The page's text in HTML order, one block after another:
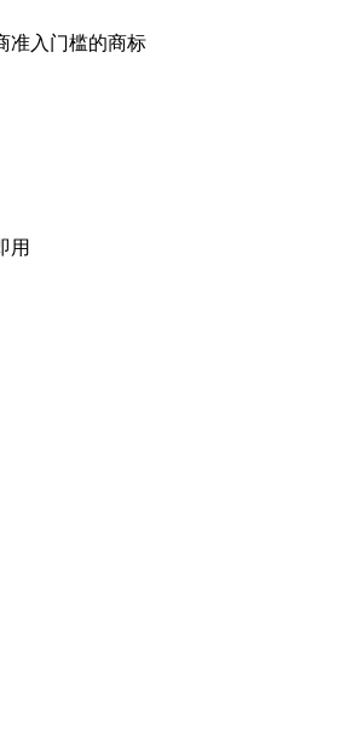
准入门槛的商标
用